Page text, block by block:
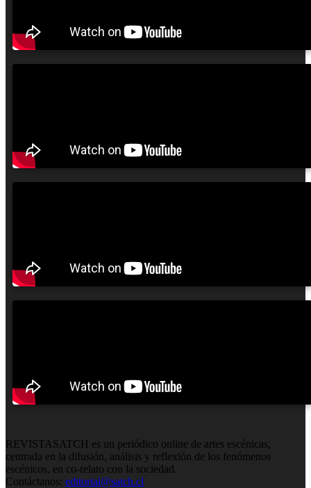
REVISTASATCH es un periódico online de artes escénicas,
centrada en la difusión, análisis y reflexión de los fenómenos
escénicos, en co-relato con la sociedad.
Contáctanos: editorial@satch.cl